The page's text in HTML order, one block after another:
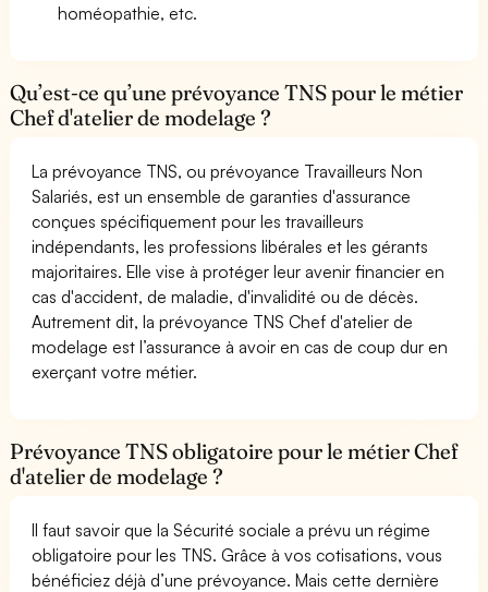
homéopathie, etc.
Qu’est-ce qu’une prévoyance TNS pour le métier
Chef d'atelier de modelage ?
La prévoyance TNS, ou prévoyance Travailleurs Non
Salariés, est un ensemble de garanties d'assurance
conçues spécifiquement pour les travailleurs
indépendants, les professions libérales et les gérants
majoritaires. Elle vise à protéger leur avenir financier en
cas d'accident, de maladie, d'invalidité ou de décès.
Autrement dit, la prévoyance TNS Chef d'atelier de
modelage est l’assurance à avoir en cas de coup dur en
exerçant votre métier.
Prévoyance TNS obligatoire pour le métier Chef
d'atelier de modelage ?
Il faut savoir que la Sécurité sociale a prévu un régime
obligatoire pour les TNS. Grâce à vos cotisations, vous
bénéficiez déjà d’une prévoyance. Mais cette dernière